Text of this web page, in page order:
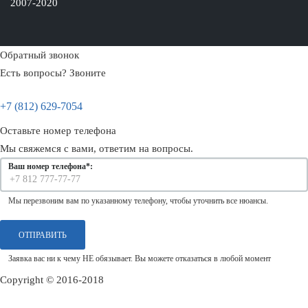
2007-2020
Обратный звонок
Есть вопросы? Звоните
+7 (812) 629-7054
Оставьте номер телефона
Мы свяжемся с вами, ответим на вопросы.
Ваш номер телефона*:
Мы перезвоним вам по указанному телефону, чтобы уточнить все нюансы.
Заявка вас ни к чему НЕ обязывает. Вы можете отказаться в любой момент
Copyright © 2016-2018